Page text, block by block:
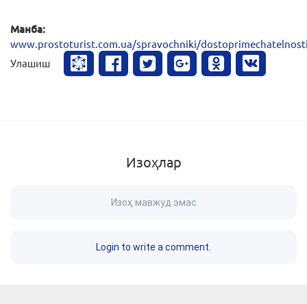
Манба:
www.prostoturist.com.ua/spravochniki/
Улашиш
Изоҳлар
Изоҳ мавжуд эмас
Login to write a comment.